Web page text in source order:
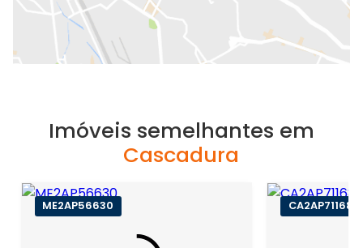
Imóveis semelhantes em
Cascadura
ME2AP56630 CA2AP71168